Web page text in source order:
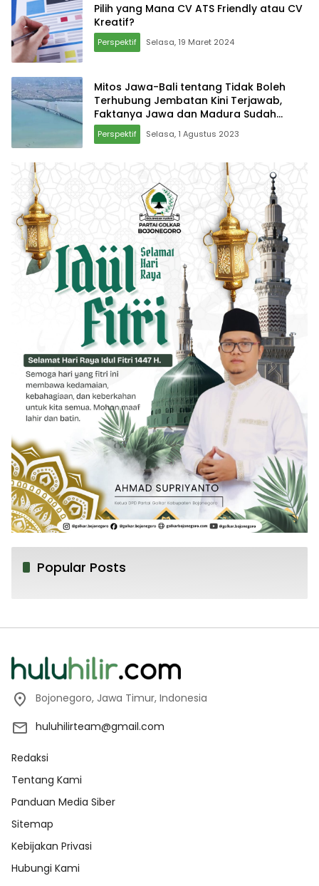
Pilih yang Mana CV ATS Friendly atau CV
Kreatif?
Perspektif Selasa, 19 Maret 2024
Mitos Jawa-Bali tentang Tidak Boleh
Terhubung Jembatan Kini Terjawab,
Faktanya Jawa dan Madura Sudah
Terhubung
Perspektif Selasa, 1 Agustus 2023
Popular Posts
Bojonegoro, Jawa Timur, Indonesia
huluhilirteam@gmail.com
Redaksi
Tentang Kami
Panduan Media Siber
Sitemap
Kebijakan Privasi
Hubungi Kami